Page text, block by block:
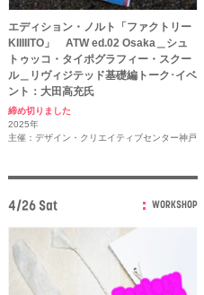
エディション・ノルト「ファクトリー
KIIIIITO」 ATW ed.02 Osaka＿シュ
トゥッコ・タイポグラフィー・スクー
ル＿リヴィジテッド基礎編トーク･イベ
ント：大田高充氏
締め切りました
2025年
主催：デザイン・クリエイティブセンター神戸
4/26 Sat WORKSHOP